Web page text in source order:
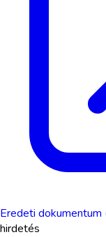
Eredeti dokumentum
hirdetés